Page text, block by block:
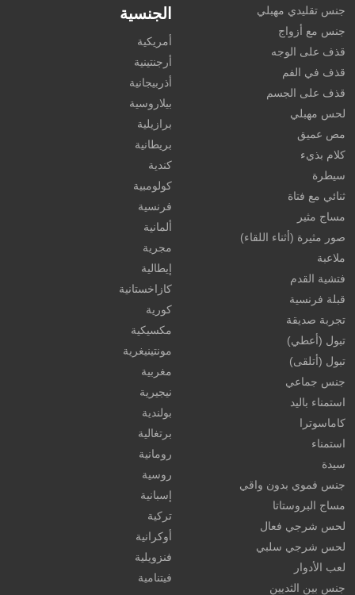
جنس تقليدي مهبلي
جنس مع أزواج
قذف على الوجه
قذف في الفم
قذف على الجسم
لحس مهبلي
مص عميق
كلام بذيء
سيطرة
ثنائي مع فتاة
مساج مثير
صور مثيرة (أثناء اللقاء)
ملاعبة
فتشية القدم
قبلة فرنسية
تجربة صديقة
تبول (أعطي)
تبول (أتلقى)
جنس جماعي
استمناء باليد
كاماسوترا
استمناء
سيدة
جنس فموي بدون واقي
مساج البروستاتا
لحس شرجي فعال
لحس شرجي سلبي
لعب الأدوار
جنس بين الثديين
الجنسية
أمريكية
أرجنتينية
أذربيجانية
بيلاروسية
برازيلية
بريطانية
كندية
كولومبية
فرنسية
ألمانية
مجرية
إيطالية
كازاخستانية
كورية
مكسيكية
مونتينيغرية
مغربية
نيجيرية
بولندية
برتغالية
رومانية
روسية
إسبانية
تركية
أوكرانية
فنزويلية
فيتنامية